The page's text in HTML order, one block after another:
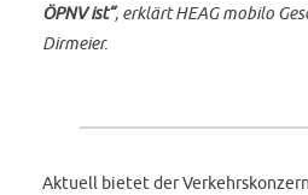
ÖPNV ist“, erklärt HEAG mobilo
Dirmeier.
Aktuell bietet der